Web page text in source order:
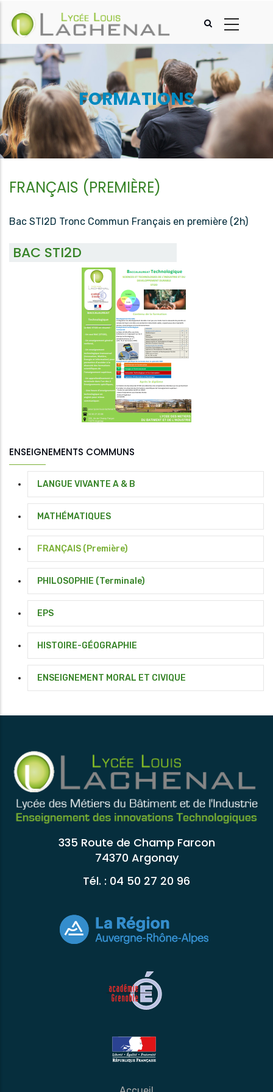
contenu
principal
FORMATIONS
FRANÇAIS (PREMIÈRE)
Bac STI2D Tronc Commun Français en première (2h)
BAC STI2D
ENSEIGNEMENTS COMMUNS
LANGUE VIVANTE A & B
MATHÉMATIQUES
FRANÇAIS (Première)
PHILOSOPHIE (Terminale)
EPS
HISTOIRE-GÉOGRAPHIE
ENSEIGNEMENT MORAL ET CIVIQUE
335 Route de Champ Farcon
74370 Argonay
Tél. : 04 50 27 20 96